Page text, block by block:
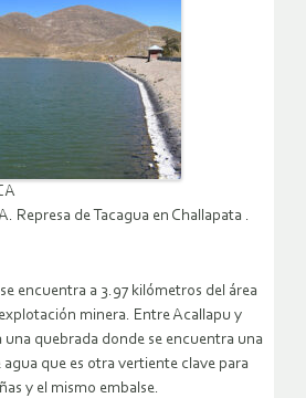
Represa de Tacagua en Challapata .
encuentra a 3.97 kilómetros del área
minera. Entre Acallapu y
una quebrada donde se encuentra una
que es otra vertiente clave para
y el mismo embalse.